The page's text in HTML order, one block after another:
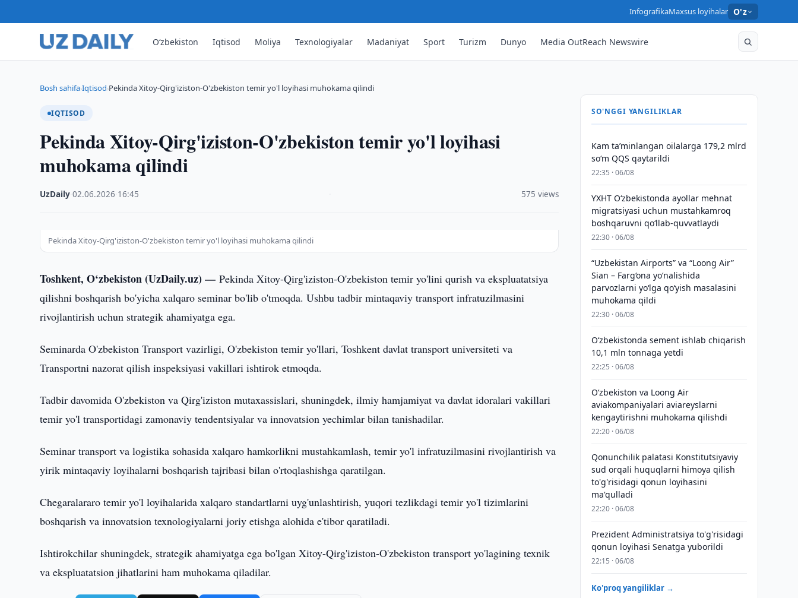
InfografikaMaxsus loyihalar O'z
O‘zbekiston Iqtisod Moliya Texnologiyalar Madaniyat Sport Turizm Dunyo Media OutReach Newswire
Bosh sahifa›Iqtisod›Pekinda Xitoy-Qirg'iziston-O'zbekiston temir yo'l loyihasi muhokama qilindi
IQTISOD
Pekinda Xitoy-Qirg'iziston-O'zbekiston temir yo'l loyihasi
muhokama qilindi
UzDaily ·02.06.2026 16:45 575 views
Pekinda Xitoy-Qirg'iziston-O'zbekiston temir yo'l loyihasi muhokama qilindi
Toshkent, O‘zbekiston (UzDaily.uz) —Pekinda Xitoy-Qirg'iziston-O'zbekiston temir yo'lini qurish va ekspluatatsiya
qilishni boshqarish bo'yicha xalqaro seminar bo'lib o'tmoqda. Ushbu tadbir mintaqaviy transport infratuzilmasini
rivojlantirish uchun strategik ahamiyatga ega.
Seminarda O'zbekiston Transport vazirligi, O'zbekiston temir yo'llari, Toshkent davlat transport universiteti va
Transportni nazorat qilish inspeksiyasi vakillari ishtirok etmoqda.
Tadbir davomida O'zbekiston va Qirg'iziston mutaxassislari, shuningdek, ilmiy hamjamiyat va davlat idoralari vakillari
temir yo'l transportidagi zamonaviy tendentsiyalar va innovatsion yechimlar bilan tanishadilar.
Seminar transport va logistika sohasida xalqaro hamkorlikni mustahkamlash, temir yo'l infratuzilmasini rivojlantirish va
yirik mintaqaviy loyihalarni boshqarish tajribasi bilan o'rtoqlashishga qaratilgan.
Chegaralararo temir yo'l loyihalarida xalqaro standartlarni uyg'unlashtirish, yuqori tezlikdagi temir yo'l tizimlarini
boshqarish va innovatsion texnologiyalarni joriy etishga alohida e'tibor qaratiladi.
Ishtirokchilar shuningdek, strategik ahamiyatga ega bo'lgan Xitoy-Qirg'iziston-O'zbekiston transport yo'lagining texnik
va ekspluatatsion jihatlarini ham muhokama qiladilar.
SO'NGGI YANGILIKLAR
Kam taʼminlangan oilalarga 179,2 mlrd
so‘m QQS qaytarildi
22:35 · 06/08
YXHT O‘zbekistonda ayollar mehnat
migratsiyasi uchun mustahkamroq
boshqaruvni qo‘llab-quvvatlaydi
22:30 · 06/08
“Uzbekistan Airports” va “Loong Air”
Sian – Farg‘ona yo‘nalishida
parvozlarni yo‘lga qo‘yish masalasini
muhokama qildi
22:30 · 06/08
O‘zbekistonda sement ishlab chiqarish
10,1 mln tonnaga yetdi
22:25 · 06/08
Oʻzbekiston va Loong Air
aviakompaniyalari aviareyslarni
kengaytirishni muhokama qilishdi
22:20 · 06/08
Qonunchilik palatasi Konstitutsiyaviy
sud orqali huquqlarni himoya qilish
to'g'risidagi qonun loyihasini
ma'qulladi
22:20 · 06/08
Prezident Administratsiya to'g'risidagi
qonun loyihasi Senatga yuborildi
22:15 · 06/08
Ko'proq yangiliklar →